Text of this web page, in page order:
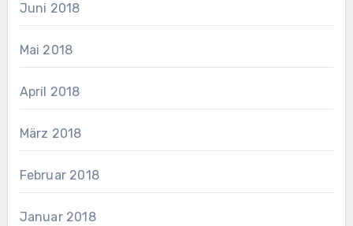
Juni 2018
Mai 2018
April 2018
März 2018
Februar 2018
Januar 2018